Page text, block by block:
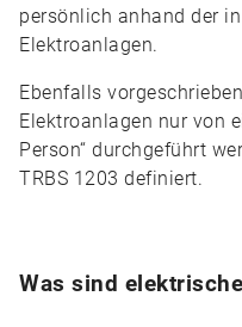
persönlich anhand der
Elektroanlagen.
Ebenfalls
Elektroanlagen nur von
Person“ durchgeführt
TRBS 1203 definiert.
Was sind